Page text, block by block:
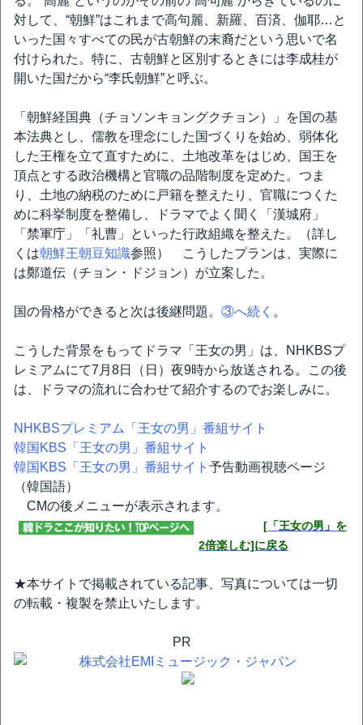
対して、“朝鮮”はこれまで高句麗、新羅、百済、伽耶…と
いった国々すべての民が古朝鮮の末裔だという思いで名
付けられた。特に、古朝鮮と区別するときには李成桂が
開いた国だから“李氏朝鮮”と呼ぶ。
「朝鮮経国典（チョソンキョングクチョン）」を国の基
本法典とし、儒教を理念にした国づくりを始め、弱体化
した王権を立て直すために、土地改革をはじめ、国王を
頂点とする政治機構と官職の品階制度を定めた。つま
り、土地の納税のために戸籍を整えたり、官職につくた
めに科挙制度を整備し、ドラマでよく聞く「漢城府」
「禁軍庁」「礼曹」といった行政組織を整えた。（詳し
くは朝鮮王朝豆知識参照） こうしたプランは、実際に
は鄭道伝（チョン・ドジョン）が立案した。
国の骨格ができると次は後継問題。 ③へ続く 。
こうした背景をもってドラマ「王女の男」は、NHKBSプ
レミアムにて7月8日（日）夜9時から放送される。この後
は、ドラマの流れに合わせて紹介するのでお楽しみに。
NHKBSプレミアム「王女の男」番組サイト
韓国KBS「王女の男」番組サイト
韓国KBS「王女の男」番組サイト 予告動画視聴ページ
（韓国語）
CMの後メニューが表示されます。
[「王女の男」を
2倍楽しむ]に戻る
★本サイトで掲載されている記事、写真については一切
の転載・複製を禁止いたします。
PR